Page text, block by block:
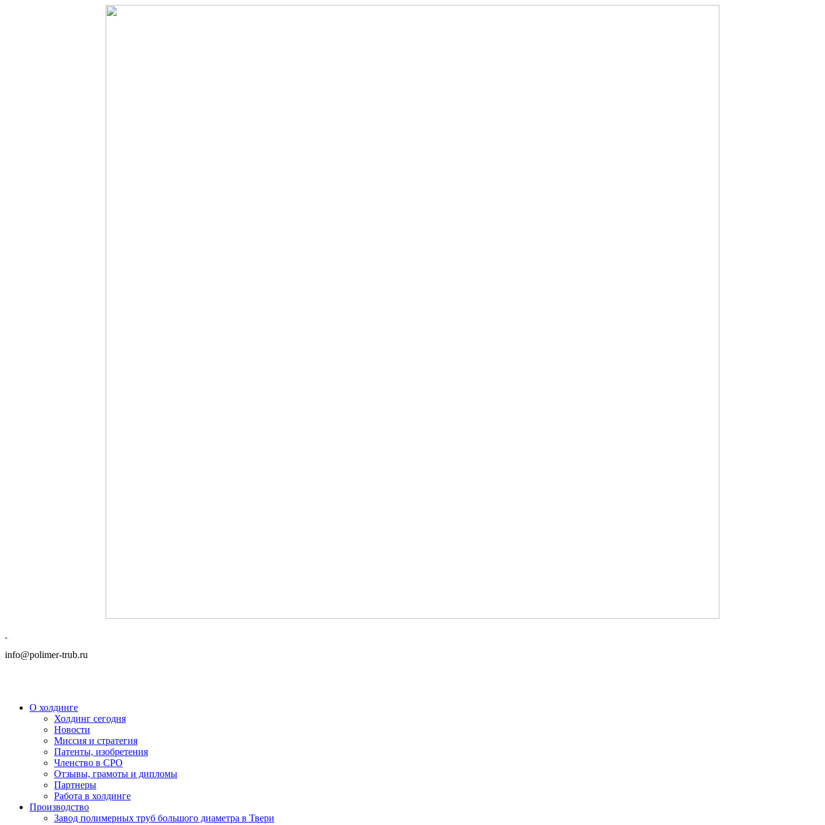
info@polimer-trub.ru
О холдинге
Холдинг сегодня
Новости
Миссия и стратегия
Патенты, изобретения
Членство в СРО
Отзывы, грамоты и дипломы
Партнеры
Работа в холдинге
Производство
Завод полимерных труб большого диаметра в Твери